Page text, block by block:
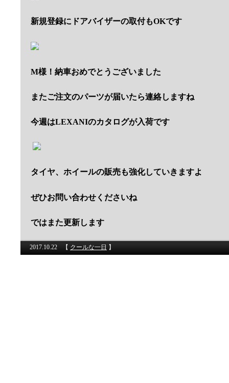
新規登録にドアバイザーの取付もOKです
M様！納車おめでとうございました
またご注文のパーツが届いたら連絡しますね
今週はLEXANIのカタログが入荷です
タイヤ、ホイールの販売も強化していきますよ
ぜひお問い合わせくださいね
ではまた更新します
2017.10.22 【 クールな一日 】